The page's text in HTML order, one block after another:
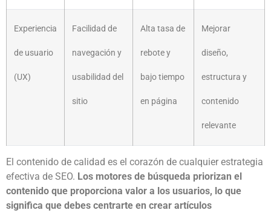
Experiencia
de usuario
(UX)
Facilidad de
navegación y
usabilidad del
sitio
Alta tasa de
rebote y
bajo tiempo
en página
Mejorar
diseño,
estructura y
contenido
relevante
El contenido de calidad es el corazón de cualquier estrategia
efectiva de SEO. Los motores de búsqueda priorizan el
contenido que proporciona valor a los usuarios, lo que
significa que debes centrarte en crear artículos